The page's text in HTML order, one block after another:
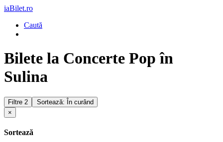
iaBilet.ro
Caută
Bilete la Concerte Pop în
Sulina
Filtre 2
Sortează: În curând
×
Sortează